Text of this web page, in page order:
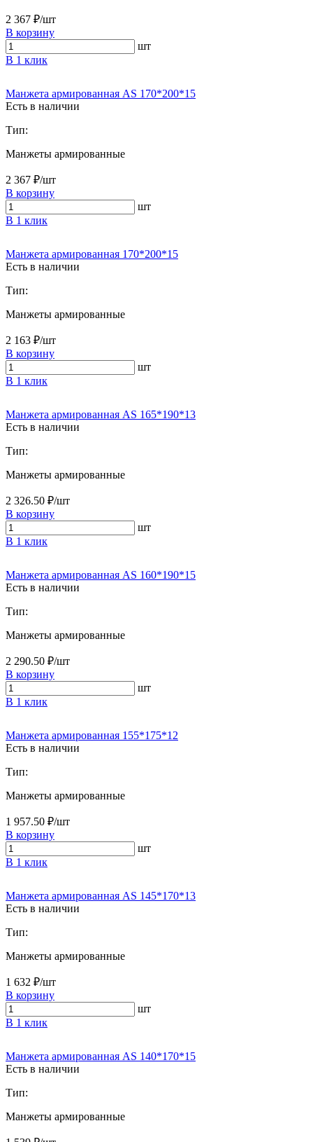
2 367 ₽/шт
В корзину
шт
В 1 клик
Манжета армированная AS 170*200*15
Есть в наличии
Тип:
Манжеты армированные
2 367 ₽/шт
В корзину
шт
В 1 клик
Манжета армированная 170*200*15
Есть в наличии
Тип:
Манжеты армированные
2 163 ₽/шт
В корзину
шт
В 1 клик
Манжета армированная AS 165*190*13
Есть в наличии
Тип:
Манжеты армированные
2 326.50 ₽/шт
В корзину
шт
В 1 клик
Манжета армированная AS 160*190*15
Есть в наличии
Тип:
Манжеты армированные
2 290.50 ₽/шт
В корзину
шт
В 1 клик
Манжета армированная 155*175*12
Есть в наличии
Тип:
Манжеты армированные
1 957.50 ₽/шт
В корзину
шт
В 1 клик
Манжета армированная AS 145*170*13
Есть в наличии
Тип:
Манжеты армированные
1 632 ₽/шт
В корзину
шт
В 1 клик
Манжета армированная AS 140*170*15
Есть в наличии
Тип:
Манжеты армированные